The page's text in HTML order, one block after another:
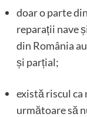
doar o parte
reparații nave
din România
și parțial;
există riscul ca
următoare să